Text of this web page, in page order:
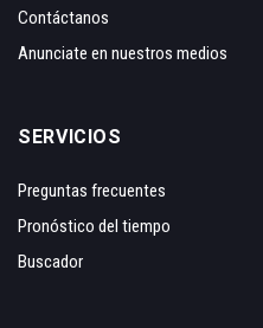
Contáctanos
Anunciate en nuestros medios
SERVICIOS
Preguntas frecuentes
Pronóstico del tiempo
Buscador